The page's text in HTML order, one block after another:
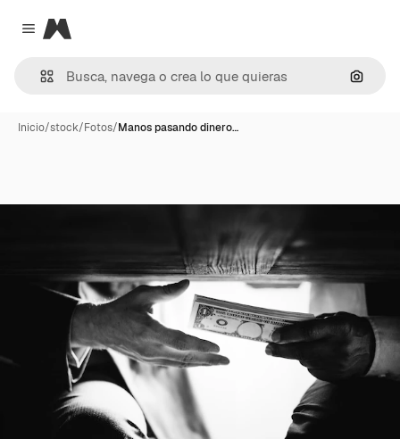
Close menu
Magnific
Inicio/stock/Fotos/Manos pasando dinero…